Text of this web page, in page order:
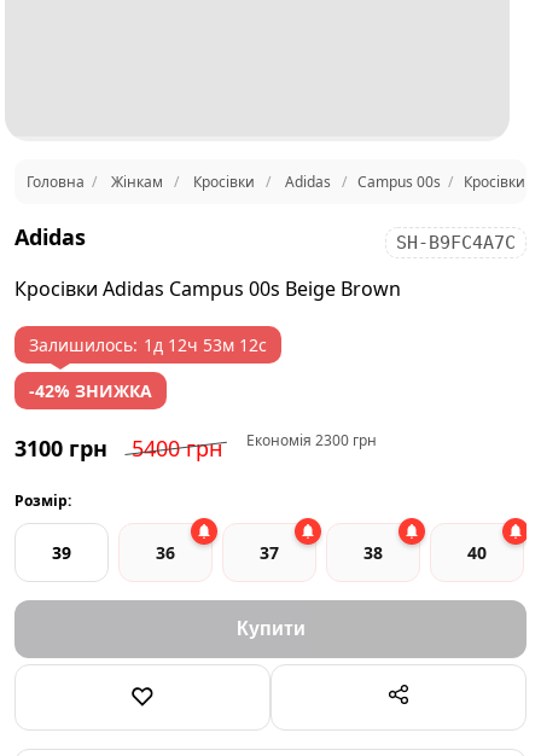
Головна Жінкам Кросівки Adidas Campus 00s Кросівки
Adidas SH-B9FC4A7C
Кросівки Adidas Campus 00s Beige Brown
Залишилось: 1д 12ч 53м 12с
-42% ЗНИЖКА
3100 грн 5400 грн Економія 2300 грн
Розмір:
39 36 37 38 40